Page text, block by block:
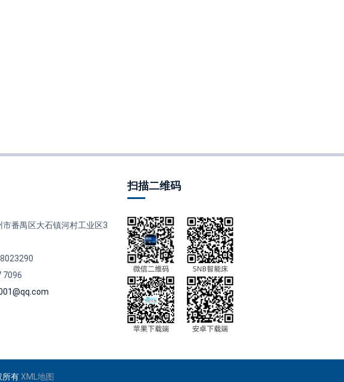
市番禺区大石镇河村工业区3
7096
扫描二维码
所有XML地图